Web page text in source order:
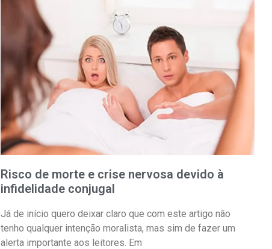
Risco de morte e crise nervosa devido à
infidelidade conjugal
Já de início quero deixar claro que com este artigo não
tenho qualquer intenção moralista, mas sim de fazer um
alerta importante aos leitores. Em